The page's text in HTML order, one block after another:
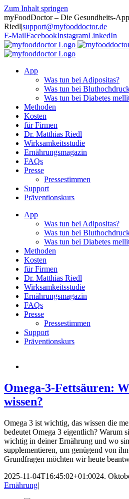
Zum Inhalt springen
myFoodDoctor – Die Gesundheits-
Riedl|support@myfooddoctor.de
E-MailFacebookInstagramLinkedIn
App
Was tun bei Adipositas?
Was tun bei
Was tun bei Diabetes
Methoden
Kosten
für Firmen
Dr. Matthias Riedl
Wirksamkeitsstudie
Ernährungsmagazin
FAQs
Presse
Pressestimmen
Support
Präventionskurs
App
Was tun bei Adipositas?
Was tun bei
Was tun bei Diabetes
Methoden
Kosten
für Firmen
Dr. Matthias Riedl
Wirksamkeitsstudie
Ernährungsmagazin
FAQs
Presse
Pressestimmen
Support
Präventionskurs
Omega-3-Fettsäuren:
wissen?
Omega 3 ist wichtig, das wissen die
bedeutet Omega 3 eigentlich? Warum
wichtig in deiner Ernährung und wo
supplementieren, um genügend von
Grundfragen möchten wir heute
2025-11-04T16:45:02+01:0024.
Ernährung|